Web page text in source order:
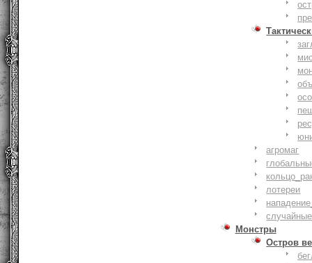
агромаг
лотереи
Монстры
Остров